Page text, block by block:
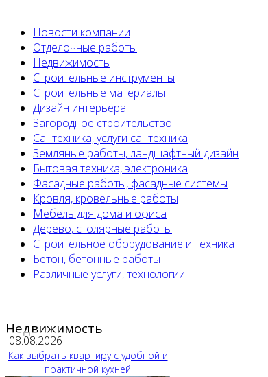
Новости компании
Отделочные работы
Недвижимость
Строительные инструменты
Строительные материалы
Дизайн интерьера
Загородное строительство
Сантехника, услуги сантехника
Земляные работы, ландшафтный дизайн
Бытовая техника, электроника
Фасадные работы, фасадные системы
Кровля, кровельные работы
Мебель для дома и офиса
Дерево, столярные работы
Строительное оборудование и техника
Бетон, бетонные работы
Различные услуги, технологии
Недвижимость
08.08.2026
Как выбрать квартиру с удобной и
практичной кухней